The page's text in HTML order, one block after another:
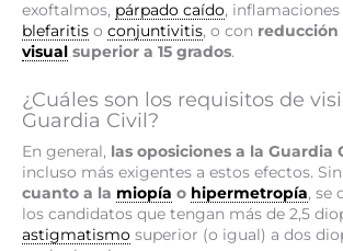
exoftalmos, párpado caído,
blefaritis o conjuntivitis, o con reducción
visual superior a 15 grados.
¿Cuáles son los requisitos de
Guardia Civil?
En general, las oposiciones a la Guardia
incluso más exigentes a estos efectos.
cuanto a la miopía o hipermetropía, se
los candidatos que tengan más de 2,5
astigmatismo superior (o igual) a dos